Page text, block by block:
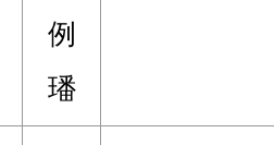
例
璠